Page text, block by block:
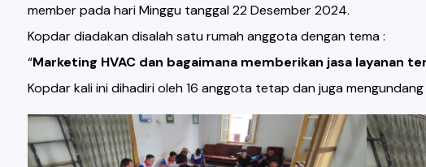
member pada hari Minggu tanggal 22 Desember 2024.
Kopdar diadakan disalah satu rumah anggota dengan tema :
“Marketing HVAC dan bagaimana memberikan jasa layanan
Kopdar kali ini dihadiri oleh 16 anggota tetap dan juga